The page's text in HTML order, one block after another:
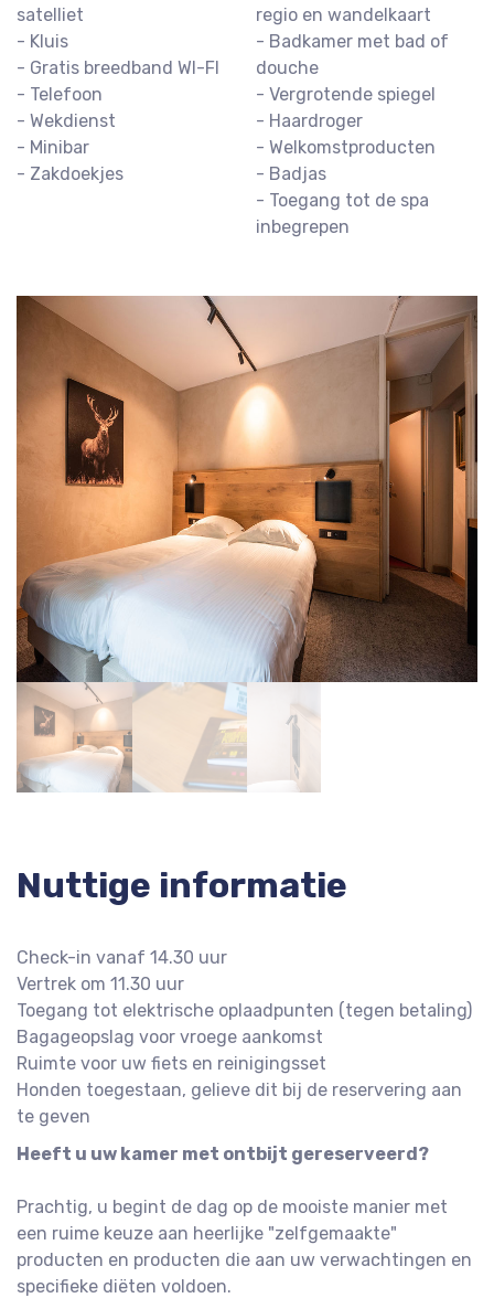
satelliet
- Kluis
- Gratis breedband WI-FI
- Telefoon
- Wekdienst
- Minibar
- Zakdoekjes
regio en wandelkaart
- Badkamer met bad of
douche
- Vergrotende spiegel
- Haardroger
- Welkomstproducten
- Badjas
- Toegang tot de spa
inbegrepen
Nuttige informatie
Check-in vanaf 14.30 uur
Vertrek om 11.30 uur
Toegang tot elektrische oplaadpunten (tegen betaling)
Bagageopslag voor vroege aankomst
Ruimte voor uw fiets en reinigingsset
Honden toegestaan, gelieve dit bij de reservering aan
te geven
Heeft u uw kamer met ontbijt gereserveerd?
Prachtig, u begint de dag op de mooiste manier met
een ruime keuze aan heerlijke "zelfgemaakte"
producten en producten die aan uw verwachtingen en
specifieke diëten voldoen.